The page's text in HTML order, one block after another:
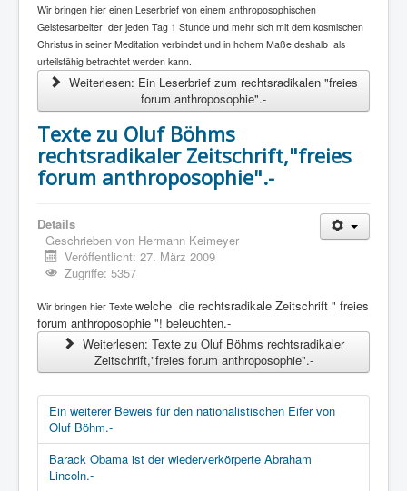
Wir bringen hier einen Leserbrief von einem anthroposophischen
Geistesarbeiter der jeden Tag 1 Stunde und mehr sich mit dem kosmischen
Christus in seiner Meditation verbindet und in hohem Maße deshalb als
urteilsfähig betrachtet werden kann.
Weiterlesen: Ein Leserbrief zum rechtsradikalen "freies
forum anthroposophie".-
Texte zu Oluf Böhms
rechtsradikaler Zeitschrift,"freies
forum anthroposophie".-
Details
Geschrieben von Hermann Keimeyer
Veröffentlicht: 27. März 2009
Zugriffe: 5357
Wir bringen hier Texte welche die rechtsradikale Zeitschrift " freies
forum anthroposophie "! beleuchten.-
Weiterlesen: Texte zu Oluf Böhms rechtsradikaler
Zeitschrift,"freies forum anthroposophie".-
Ein weiterer Beweis für den nationalistischen Eifer von
Oluf Böhm.-
Barack Obama ist der wiederverkörperte Abraham
Lincoln.-